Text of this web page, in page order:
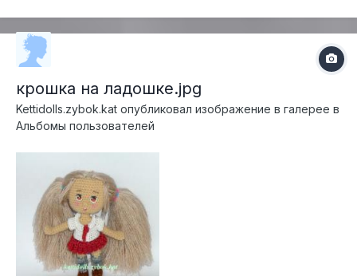
крошка на ладошке.jpg
Kettidolls.zybok.kat опубликовал изображение в галерее в
Альбомы пользователей